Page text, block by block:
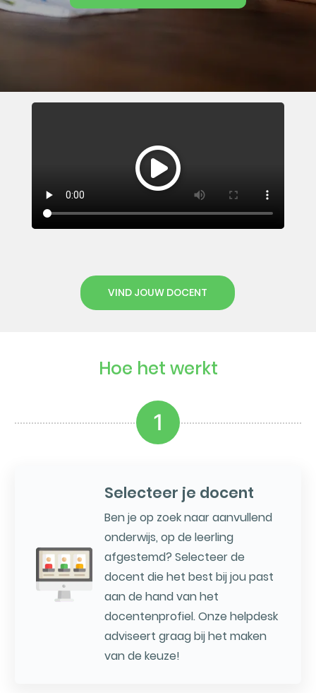
VIND JOUW DOCENT
Hoe het werkt
1
Selecteer je docent
Ben je op zoek naar aanvullend
onderwijs, op de leerling
afgestemd? Selecteer de
docent die het best bij jou past
aan de hand van het
docentenprofiel. Onze helpdesk
adviseert graag bij het maken
van de keuze!